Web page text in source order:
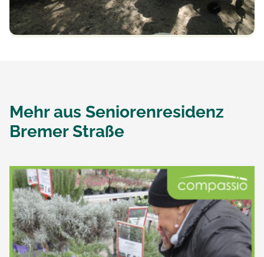
Mehr aus Seniorenresidenz
Bremer Straße